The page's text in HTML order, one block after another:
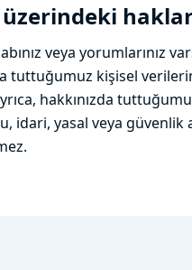
veya yorumlarınız
tuttuğumuz kişisel
hakkınızda
idari, yasal veya